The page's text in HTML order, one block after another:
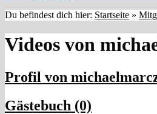
Du befindest dich hier: Startseite »
Videos von
Profil von
Gästebuch (0)